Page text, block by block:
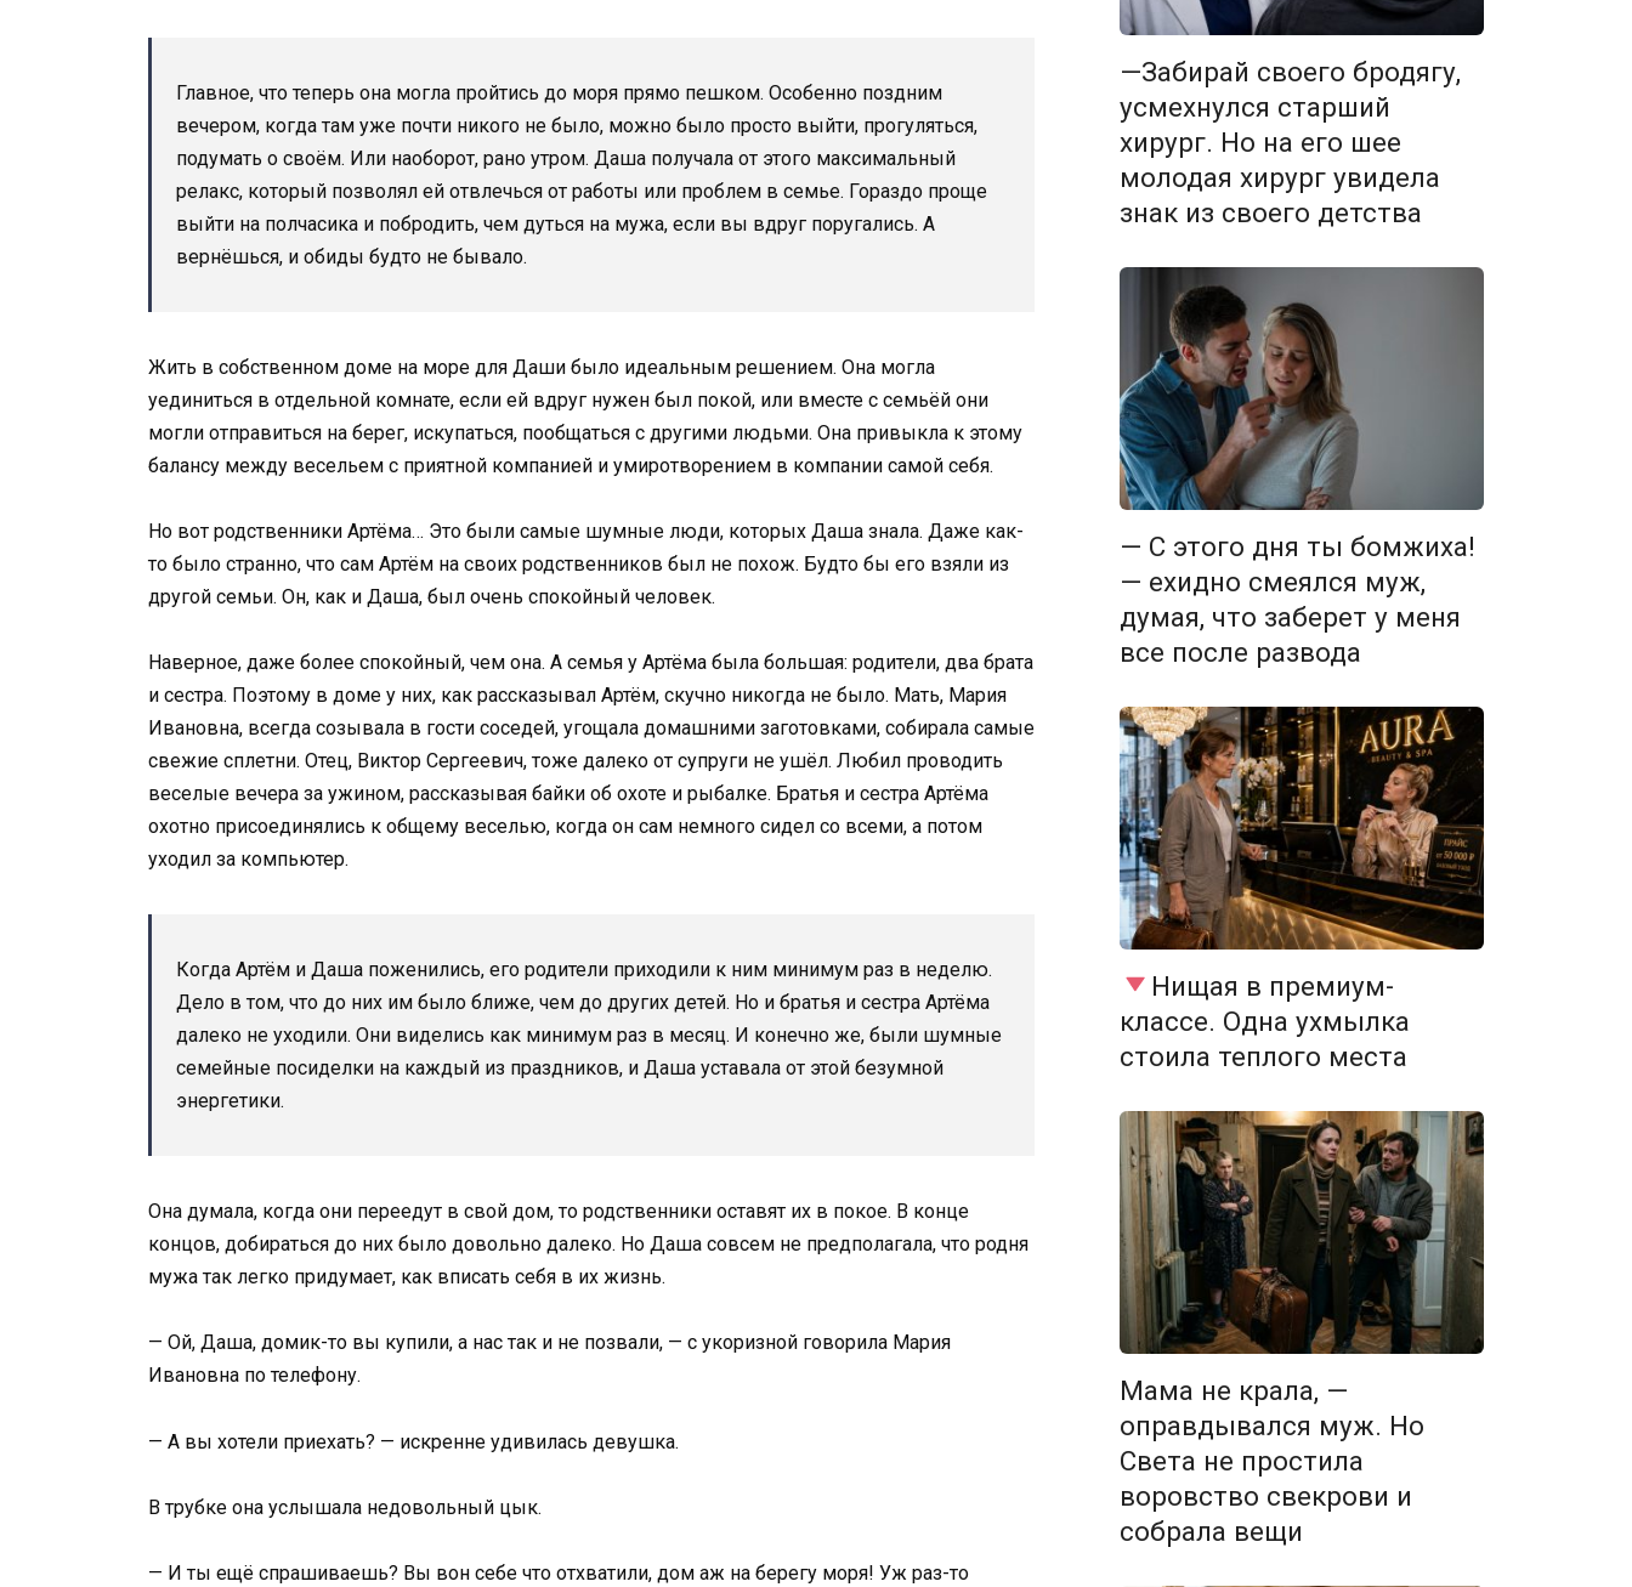
Главное, что теперь она могла пройтись до моря прямо пешком. Особенно поздним
вечером, когда там уже почти никого не было, можно было просто выйти, прогуляться,
подумать о своём. Или наоборот, рано утром. Даша получала от этого максимальный
релакс, который позволял ей отвлечься от работы или проблем в семье. Гораздо проще
выйти на полчасика и побродить, чем дуться на мужа, если вы вдруг поругались. А
вернёшься, и обиды будто не бывало.
Жить в собственном доме на море для Даши было идеальным решением. Она могла
уединиться в отдельной комнате, если ей вдруг нужен был покой, или вместе с семьёй они
могли отправиться на берег, искупаться, пообщаться с другими людьми. Она привыкла к этому
балансу между весельем с приятной компанией и умиротворением в компании самой себя.
Но вот родственники Артёма… Это были самые шумные люди, которых Даша знала. Даже как-
то было странно, что сам Артём на своих родственников был не похож. Будто бы его взяли из
другой семьи. Он, как и Даша, был очень спокойный человек.
Наверное, даже более спокойный, чем она. А семья у Артёма была большая: родители, два брата
и сестра. Поэтому в доме у них, как рассказывал Артём, скучно никогда не было. Мать, Мария
Ивановна, всегда созывала в гости соседей, угощала домашними заготовками, собирала самые
свежие сплетни. Отец, Виктор Сергеевич, тоже далеко от супруги не ушёл. Любил проводить
веселые вечера за ужином, рассказывая байки об охоте и рыбалке. Братья и сестра Артёма
охотно присоединялись к общему веселью, когда он сам немного сидел со всеми, а потом
уходил за компьютер.
Когда Артём и Даша поженились, его родители приходили к ним минимум раз в неделю.
Дело в том, что до них им было ближе, чем до других детей. Но и братья и сестра Артёма
далеко не уходили. Они виделись как минимум раз в месяц. И конечно же, были шумные
семейные посиделки на каждый из праздников, и Даша уставала от этой безумной
энергетики.
Она думала, когда они переедут в свой дом, то родственники оставят их в покое. В конце
концов, добираться до них было довольно далеко. Но Даша совсем не предполагала, что родня
мужа так легко придумает, как вписать себя в их жизнь.
— Ой, Даша, домик-то вы купили, а нас так и не позвали, — с укоризной говорила Мария
Ивановна по телефону.
— А вы хотели приехать? — искренне удивилась девушка.
В трубке она услышала недовольный цык.
— И ты ещё спрашиваешь? Вы вон себе что отхватили, дом аж на берегу моря! Уж раз-то
—Забирай своего бродягу,
усмехнулся старший
хирург. Но на его шее
молодая хирург увидела
знак из своего детства
— С этого дня ты бомжиха!
— ехидно смеялся муж,
думая, что заберет у меня
все после развода
Нищая в премиум-
классе. Одна ухмылка
стоила теплого места
Мама не крала, —
оправдывался муж. Но
Света не простила
воровство свекрови и
собрала вещи